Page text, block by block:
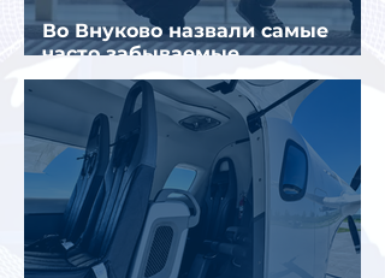
Во Внуково назвали самые
часто забываемые
пассажирами вещи